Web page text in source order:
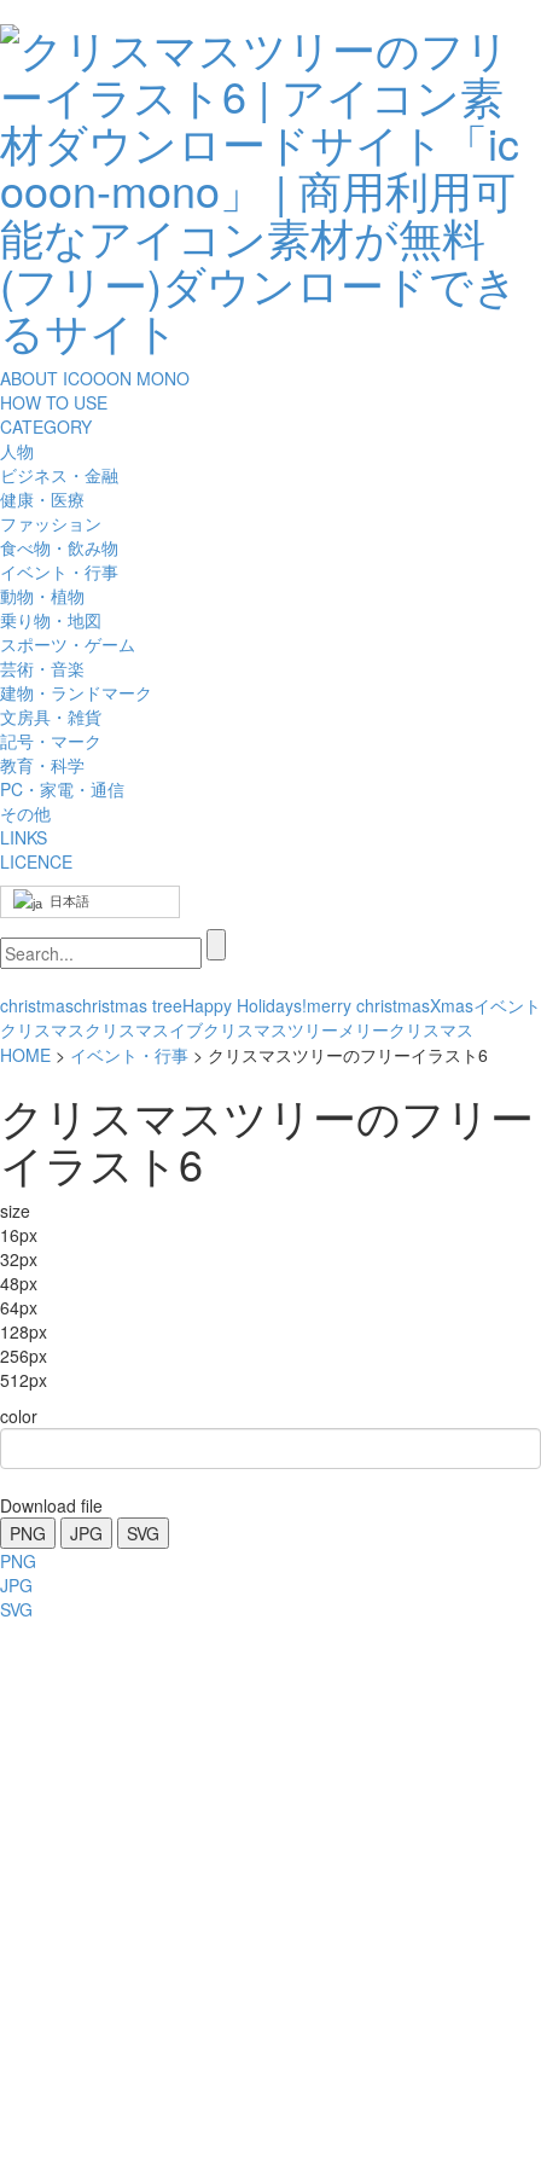
ABOUT ICOOON MONO
HOW TO USE
CATEGORY
人物
ビジネス・金融
健康・医療
ファッション
食べ物・飲み物
イベント・行事
動物・植物
乗り物・地図
スポーツ・ゲーム
芸術・音楽
建物・ランドマーク
文房具・雑貨
記号・マーク
教育・科学
PC・家電・通信
その他
LINKS
LICENCE
日本語
christmaschristmas treeHappy Holidays!merry christmasXmasイベント
クリスマスクリスマスイブクリスマスツリーメリークリスマス
HOME > イベント・行事 > クリスマスツリーのフリーイラスト6
クリスマスツリーのフリー
イラスト6
size
16px
32px
48px
64px
128px
256px
512px
color
Download file
PNG
JPG
SVG
PNG
JPG
SVG